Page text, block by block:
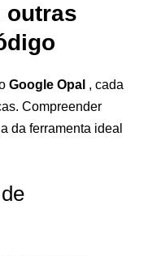
outras
Google Opal , cada
Compreender
da ferramenta ideal